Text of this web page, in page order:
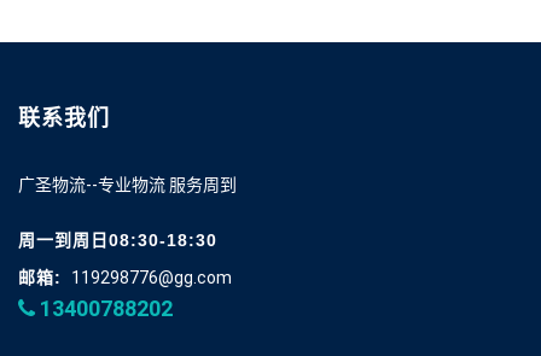
联系我们
广圣物流--专业物流 服务周到
周一到周日08:30-18:30
邮箱:
119298776@gg.com
13400788202